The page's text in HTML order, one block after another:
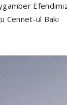
Cennet-ül Baki